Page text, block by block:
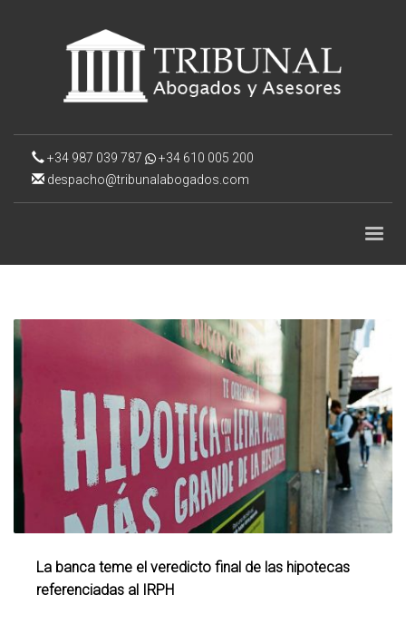
+34 987 039 787
+34 610 005 200
despacho@tribunalabogados.com
La banca teme el veredicto final de las hipotecas
referenciadas al IRPH